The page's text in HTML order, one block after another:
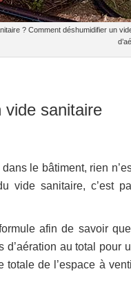
? Comment déshumidifier un
vide sanitaire
le bâtiment, rien
vide sanitaire, c’est
afin de savoir
d’aération au total
totale de l’espace à